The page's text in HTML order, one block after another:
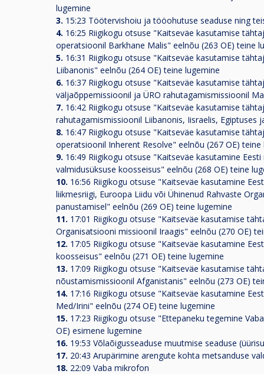
lugemine
3. 15:23 Töötervishoiu ja tööohutuse seaduse ning
4. 16:25 Riigikogu otsuse "Kaitseväe kasutamise
operatsioonil Barkhane Malis" eelnõu (263 OE) teine
5. 16:31 Riigikogu otsuse "Kaitseväe kasutamise
Liibanonis" eelnõu (264 OE) teine lugemine
6. 16:37 Riigikogu otsuse "Kaitseväe kasutamise
väljaõppemissioonil ja ÜRO rahutagamismissioonil
7. 16:42 Riigikogu otsuse "Kaitseväe kasutamise
rahutagamismissioonil Liibanonis, Iisraelis, Egiptuses
8. 16:47 Riigikogu otsuse "Kaitseväe kasutamise
operatsioonil Inherent Resolve" eelnõu (267 OE) teine
9. 16:49 Riigikogu otsuse "Kaitseväe kasutamine
valmidusüksuse koosseisus" eelnõu (268 OE) teine
10. 16:56 Riigikogu otsuse "Kaitseväe kasutamine
liikmesriigi, Euroopa Liidu või Ühinenud Rahvaste
panustamisel" eelnõu (269 OE) teine lugemine
11. 17:01 Riigikogu otsuse "Kaitseväe kasutamise
Organisatsiooni missioonil Iraagis" eelnõu (270 OE)
12. 17:05 Riigikogu otsuse "Kaitseväe kasutamine
koosseisus" eelnõu (271 OE) teine lugemine
13. 17:09 Riigikogu otsuse "Kaitseväe kasutamise
nõustamismissioonil Afganistanis" eelnõu (273 OE)
14. 17:16 Riigikogu otsuse "Kaitseväe kasutamine
Med/Irini" eelnõu (274 OE) teine lugemine
15. 17:23 Riigikogu otsuse "Ettepaneku tegemine
OE) esimene lugemine
16. 19:53 Võlaõigusseaduse muutmise seaduse
17. 20:43 Arupärimine arengute kohta metsanduse
18. 22:09 Vaba mikrofon